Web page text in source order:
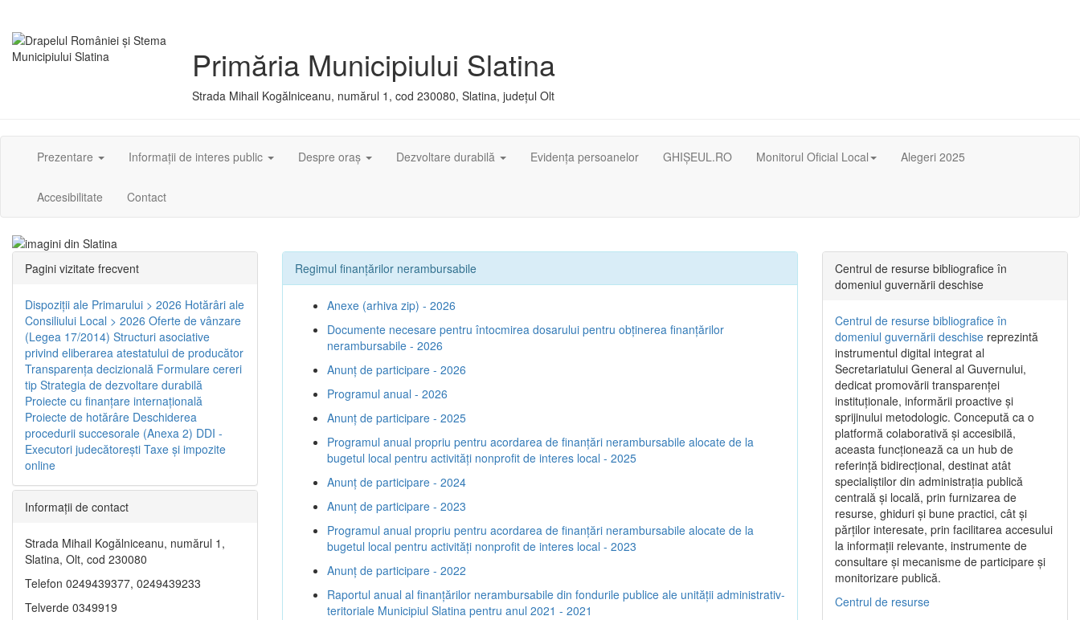
Primăria Municipiului Slatina
Strada Mihail Kogălniceanu, numărul 1, cod 230080, Slatina, județul Olt
Prezentare Informații de interes public Despre oraș Dezvoltare durabilă Evidența persoanelor GHIȘEUL.RO Monitorul Oficial Local Alegeri 2025
Accesibilitate Contact
Regimul finanțărilor nerambursabile
Anexe (arhiva zip) - 2026
Documente necesare pentru întocmirea dosarului pentru obținerea finanțărilor
nerambursabile - 2026
Anunț de participare - 2026
Programul anual - 2026
Anunț de participare - 2025
Programul anual propriu pentru acordarea de finanţări nerambursabile alocate de la
bugetul local pentru activităţi nonprofit de interes local - 2025
Anunț de participare - 2024
Anunț de participare - 2023
Programul anual propriu pentru acordarea de finanţări nerambursabile alocate de la
bugetul local pentru activităţi nonprofit de interes local - 2023
Anunț de participare - 2022
Raportul anual al finanțărilor nerambursabile din fondurile publice ale unității administrativ-
teritoriale Municipiul Slatina pentru anul 2021 - 2021
Pagini vizitate frecvent
Dispoziţii ale Primarului > 2026 Hotărâri ale
Consiliului Local > 2026 Oferte de vânzare
(Legea 17/2014) Structuri asociative
privind eliberarea atestatului de producător
Transparenţa decizională Formulare cereri
tip Strategia de dezvoltare durabilă
Proiecte cu finanţare internaţională
Proiecte de hotărâre Deschiderea
procedurii succesorale (Anexa 2) DDI -
Executori judecătorești Taxe şi impozite
online
Informaţii de contact
Strada Mihail Kogălniceanu, numărul 1,
Slatina, Olt, cod 230080
Telefon 0249439377, 0249439233
Telverde 0349919
Centrul de resurse bibliografice în
domeniul guvernării deschise
Centrul de resurse bibliografice în
domeniul guvernării deschise reprezintă
instrumentul digital integrat al
Secretariatului General al Guvernului,
dedicat promovării transparenței
instituționale, informării proactive și
sprijinului metodologic. Concepută ca o
platformă colaborativă și accesibilă,
aceasta funcționează ca un hub de
referință bidirecțional, destinat atât
specialiștilor din administrația publică
centrală și locală, prin furnizarea de
resurse, ghiduri și bune practici, cât și
părților interesate, prin facilitarea accesului
la informații relevante, instrumente de
consultare și mecanisme de participare și
monitorizare publică.
Centrul de resurse